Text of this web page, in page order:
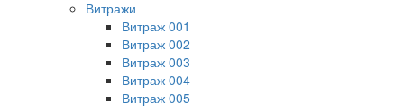
Витражи
Витраж 001
Витраж 002
Витраж 003
Витраж 004
Витраж 005